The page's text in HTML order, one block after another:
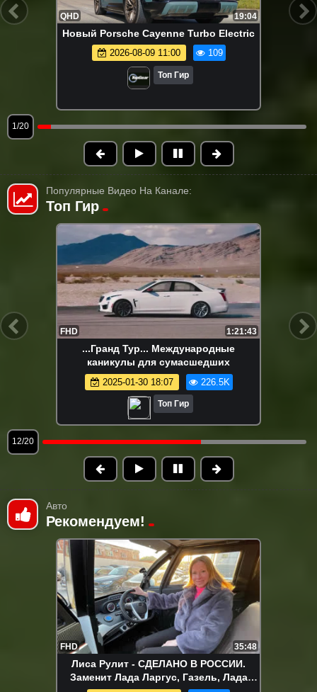
QHD 19:04
Новый Porsche Cayenne Turbo Electric
2026-08-09 11:00 109
Топ Гир
1/20
Популярные Видео На Канале:
Топ Гир
HD 1:21:43
...Гранд Тур...Сезон 3, серия 8
2024-10-19 09:05 225.8K
Топ Гир
13/20
Авто
Рекомендуем!
FHD 35:48
Лиса Рулит - СДЕЛАНО В РОССИИ.
Заменит Лада Ларгус, Газель, Лада